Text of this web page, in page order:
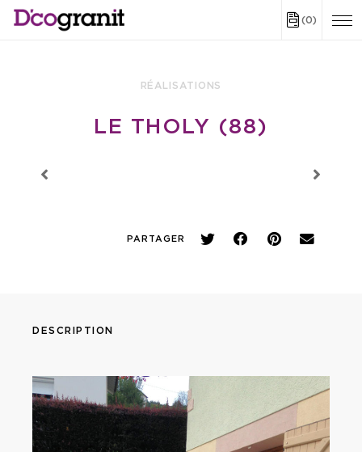
(0)
RÉALISATIONS
LE THOLY (88)
PARTAGER
DESCRIPTION